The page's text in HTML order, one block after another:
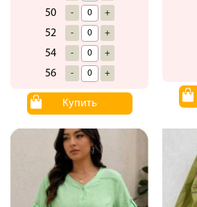
50 - +
52 - +
54 - +
56 - +
Купить